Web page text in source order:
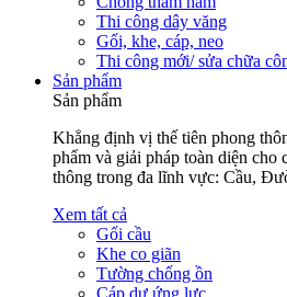
Thi công dây văng
Gối, khe, cáp, neo
Thi công mới/ sửa chữa
Sản phẩm
Sản phẩm
Khẳng định vị thế tiên phong
phẩm và giải pháp toàn diện cho
thông trong đa lĩnh vực: Cầu,
Xem tất cả
Gối cầu
Khe co giãn
Tường chống ồn
Cáp dự ứng lực